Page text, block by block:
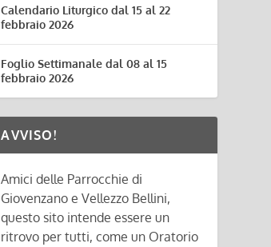
Calendario Liturgico dal 15 al 22
febbraio 2026
Foglio Settimanale dal 08 al 15
febbraio 2026
AVVISO!
Amici delle Parrocchie di
Giovenzano e Vellezzo Bellini,
questo sito intende essere un
ritrovo per tutti, come un Oratorio